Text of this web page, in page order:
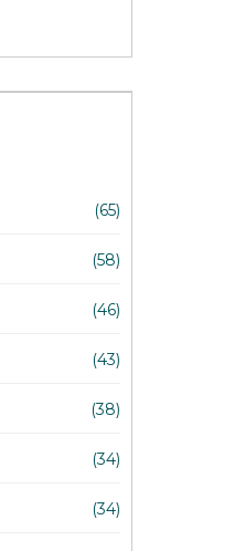
(65)
(58)
(46)
(43)
(38)
(34)
(34)